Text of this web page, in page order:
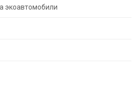
экоавтомобили